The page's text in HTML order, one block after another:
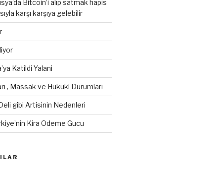
Bitcoin’i alıp satmak hapis
karşı karşıya gelebilir
Katildi Yalani
, Massak ve Hukuki Durumları
gibi Artisinin Nedenleri
Kira Odeme Gucu